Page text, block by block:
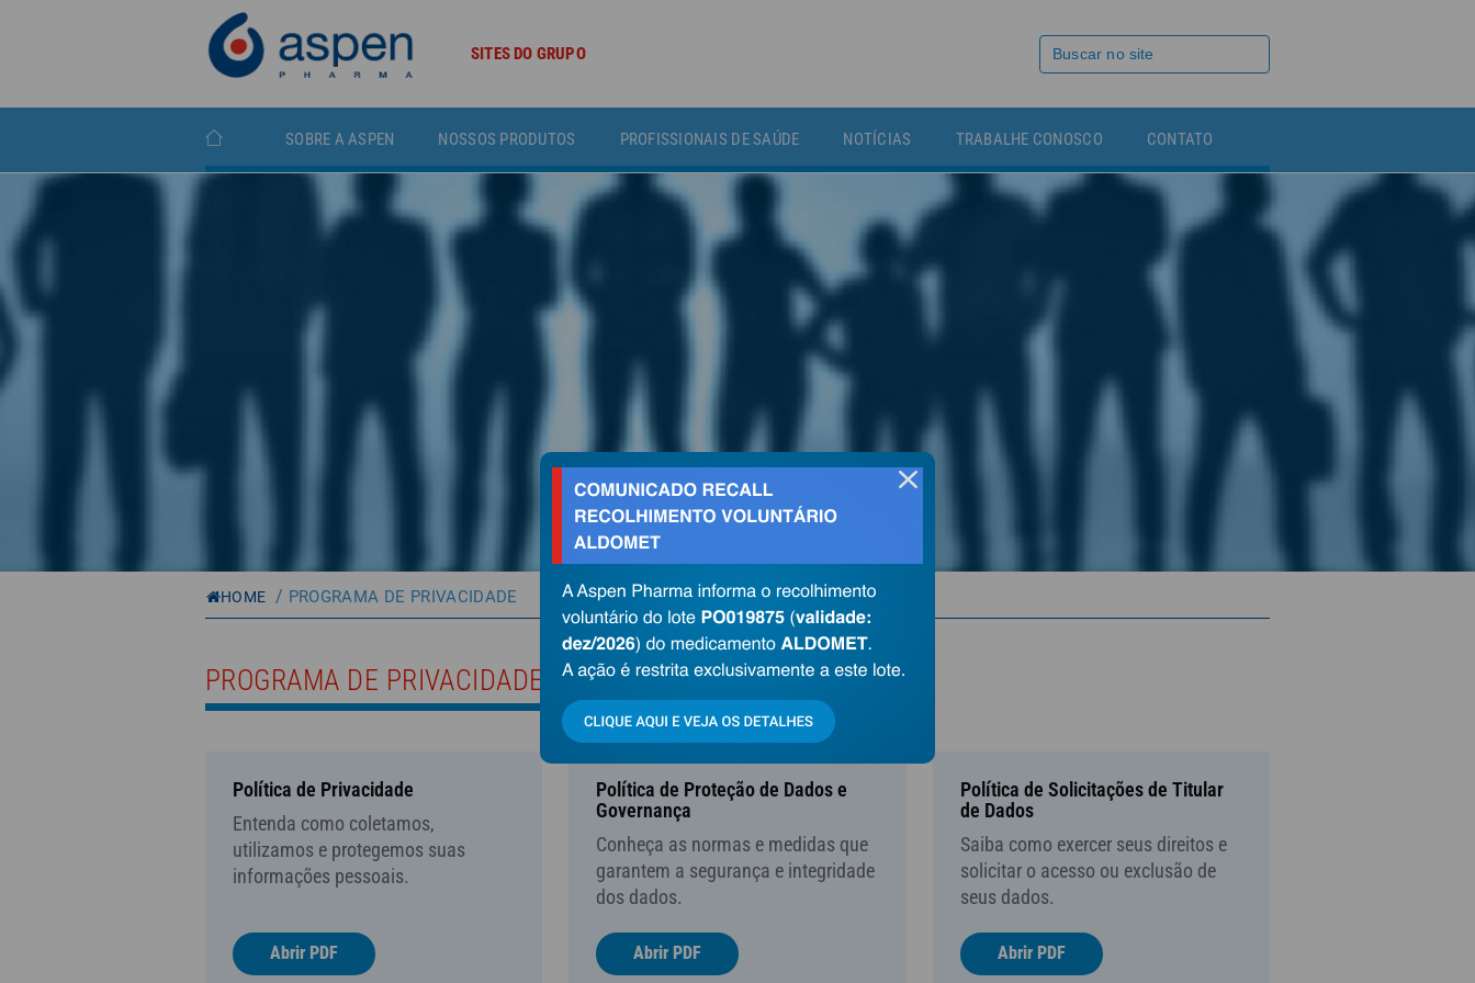
SITES DO GRUPO
SOBRE A ASPEN NOSSOS PRODUTOS PROFISSIONAIS DE SAÚDE NOTÍCIAS TRABALHE CONOSCO CONTATO
HOME / PROGRAMA DE PRIVACIDADE
PROGRAMA DE PRIVACIDADE
Política de Privacidade
Entenda como coletamos,
utilizamos e protegemos suas
informações pessoais.
Abrir PDF
Política de Proteção de Dados e
Governança
Conheça as normas e medidas que
garantem a segurança e integridade
dos dados.
Abrir PDF
Política de Solicitações de Titular
de Dados
Saiba como exercer seus direitos e
solicitar o acesso ou exclusão de
seus dados.
Abrir PDF